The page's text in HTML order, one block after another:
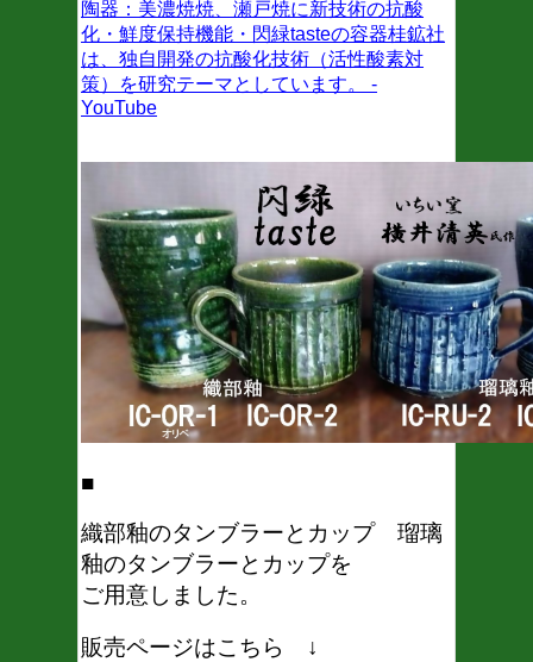
陶器：美濃焼焼、瀬戸焼に新技術の抗酸
化・鮮度保持機能・閃緑tasteの容器桂鉱社
は、独自開発の抗酸化技術（活性酸素対
策）を研究テーマとしています。 -
YouTube
■
織部釉のタンブラーとカップ 瑠璃
釉のタンブラーとカップを
ご用意しました。
販売ページはこちら ↓